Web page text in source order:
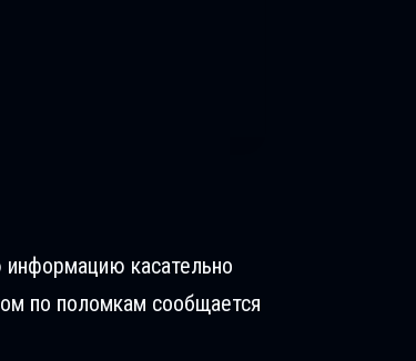
касательно
по поломкам сообщается